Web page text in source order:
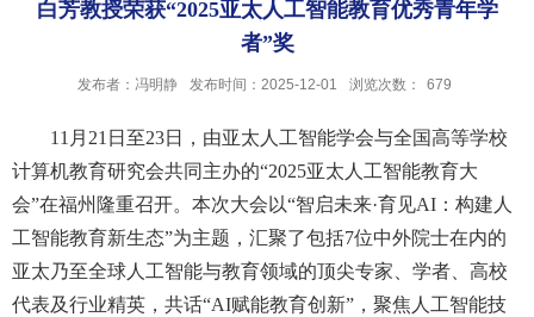
白芳教授荣获“2025亚太人工智能教育优秀青年学
者”奖
发布者：冯明静 发布时间：2025-12-01 浏览次数： 679
11 月 21 日至23日，由亚太人工智能学会与全国高等学校
计算机教育研究会共同主办的“2025亚太人工智能教育大
会”在福州隆重召开。本次大会以“智启未来·育见AI ：构建人
工智能教育新生态”为主题，汇聚了包括7位中外院士在内的
亚太乃至全球人工智能与教育领域的顶尖专家、学者、高校
代表及行业精英，共话“AI赋能教育创新” ，聚焦人工智能技